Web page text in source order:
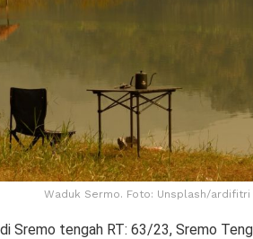
Waduk Sermo. Foto: Unsplash/ardifitri
Sremo tengah RT: 63/23, Sremo